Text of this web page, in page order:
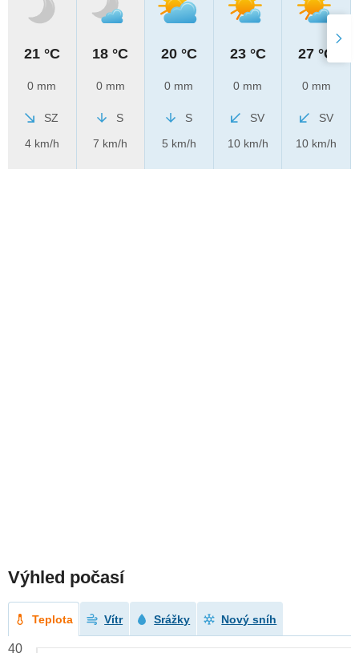
21 °C
0 mm
SZ
4 km/h
18 °C
0 mm
S
7 km/h
20 °C
0 mm
S
5 km/h
23 °C
0 mm
SV
10 km/h
27 °C
0 mm
SV
10 km/h
Výhled počasí
Teplota Vítr Srážky Nový sníh
40